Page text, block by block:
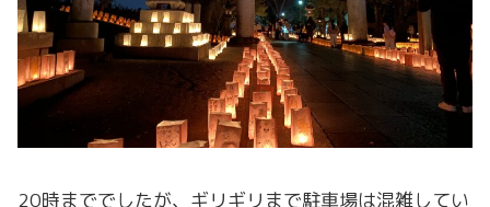
20時まででしたが、ギリギリまで駐車場は混雑してい